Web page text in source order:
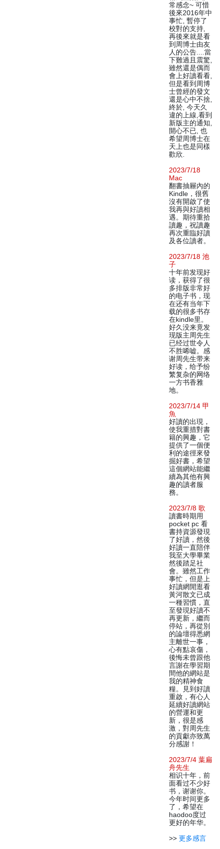
常感念~ 可惜
後來2016年中
事忙, 暫停了
校對的支持,
再後來就是看
到周博士由友
人的公告....當
下難過且震驚,
雖然還是偶而
會上好讀看看,
但是看到周博
士曾經的發文
還是心中不捨,
終於, 今天久
違的上線,看到
新版主的通知,
開心不已, 也
希望周博士在
天上也是同樣
歡欣.
2023/7/18
Mac
翻書抽屜內的
Kindle，很舊
沒有開啟了使
我再與好讀相
遇。期待重拾
讀趣，祝讀趣
再次重臨好讀
及各位讀者。
2023/7/18 池
子
十年前发现好
读，获得了很
多排版非常好
的电子书，现
在还有当年下
载的很多书存
在kindle里。
好久没来竟发
现版主周先生
已经过世令人
不胜唏嘘。感
谢周先生带来
好读，给予纷
繁复杂的网络
一方书香雅
地。
2023/7/14 甲
魚
好讀的出現，
使我重措對書
籍的興趣，它
提供了一個便
利的途徑來發
掘好書，希望
這個網站能繼
續為其他有興
趣的讀者服
務。
2023/7/8 歌
讀書時期用
pocket pc 看
書持資源發現
了好讀，然後
好讀一直陪伴
我至大學畢業
然後踏足社
會。雖然工作
事忙，但是上
好讀網閒逛看
黃河散文已成
一種習慣，直
至發現好讀不
再更新，繼而
停站，再從別
的論壇得悉網
主離世一事，
心有點哀傷，
後悔未曾跟他
言謝在學習期
間他的網站是
我的精神食
糧。見到好讀
重啟，有心人
延續好讀網站
的營運和更
新，很是感
激，對周先生
的貢獻亦致萬
分感謝！
2023/7/4 葉扁
舟先生
相识十年，前
面看过不少好
书，谢谢你。
今年时间更多
了，希望在
haodoo度过
更好的年华。
>> 更多感言